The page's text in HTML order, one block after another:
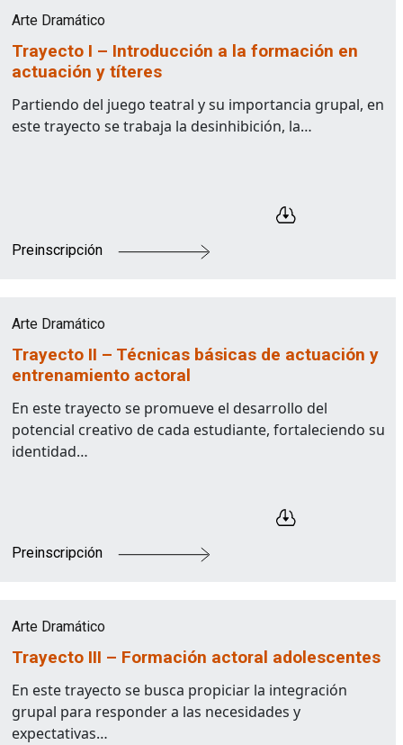
Arte Dramático
Trayecto I – Introducción a la formación en
actuación y títeres
Partiendo del juego teatral y su importancia grupal, en
este trayecto se trabaja la desinhibición, la…
Preinscripción
Arte Dramático
Trayecto II – Técnicas básicas de actuación y
entrenamiento actoral
En este trayecto se promueve el desarrollo del
potencial creativo de cada estudiante, fortaleciendo su
identidad…
Preinscripción
Arte Dramático
Trayecto III – Formación actoral adolescentes
En este trayecto se busca propiciar la integración
grupal para responder a las necesidades y
expectativas…